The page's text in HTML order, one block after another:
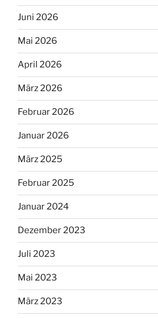
Juni 2026
Mai 2026
April 2026
März 2026
Februar 2026
Januar 2026
März 2025
Februar 2025
Januar 2024
Dezember 2023
Juli 2023
Mai 2023
März 2023